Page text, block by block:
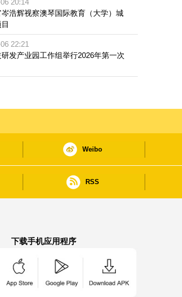
浩辉视察澳琴国际教育（大学）城
22:21
发产业园工作组举行2026年第一次
Weibo
RSS
下载手机应用程序